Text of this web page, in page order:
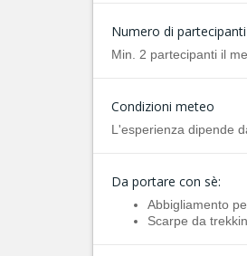
Numero di partecipanti
Min. 2 partecipanti il
Condizioni meteo
L'esperienza dipende
Da portare con sè:
Abbigliamento
Scarpe da